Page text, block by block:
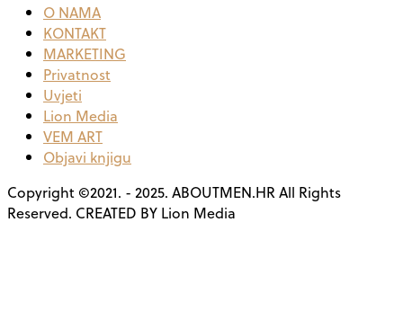
O NAMA
KONTAKT
MARKETING
Privatnost
Uvjeti
Lion Media
VEM ART
Objavi knjigu
Copyright ©2021. - 2025. ABOUTMEN.HR All Rights
Reserved. CREATED BY Lion Media